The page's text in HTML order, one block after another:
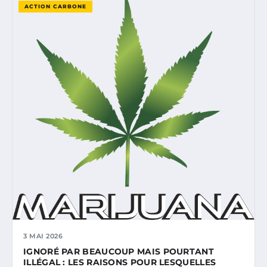
ACTION CARBONE
3 MAI 2026
IGNORÉ PAR BEAUCOUP MAIS POURTANT
ILLÉGAL : LES RAISONS POUR LESQUELLES